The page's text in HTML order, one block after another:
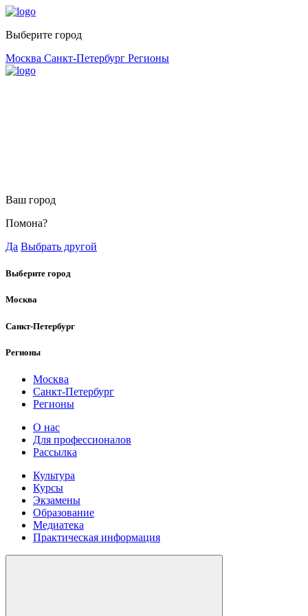
Выберите город
Москва Санкт-Петербург Регионы
Ваш город
Помона?
Да Выбрать другой
Выберите город
Москва
Санкт-Петербург
Регионы
Москва
Санкт-Петербург
Регионы
О нас
Для профессионалов
Рассылка
Культура
Курсы
Экзамены
Образование
Медиатека
Практическая информация